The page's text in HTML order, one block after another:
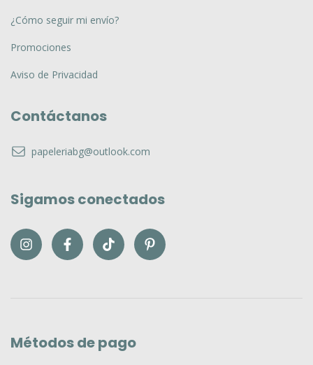
¿Cómo seguir mi envío?
Promociones
Aviso de Privacidad
Contáctanos
papeleriabg@outlook.com
Sigamos conectados
Métodos de pago